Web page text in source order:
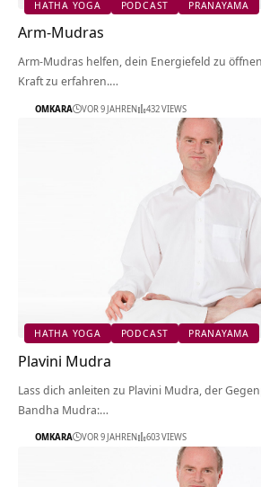
HATHA YOGA PODCAST PRANAYAMA
Arm-Mudras
Arm-Mudras helfen, dein Energiefeld zu
Kraft zu erfahren.…
OMKARA VOR 9 JAHREN 432 VIEWS
HATHA YOGA PODCAST PRANAYAMA
Plavini Mudra
Lass dich anleiten zu Plavini Mudra, der
Bandha Mudra:…
OMKARA VOR 9 JAHREN 603 VIEWS